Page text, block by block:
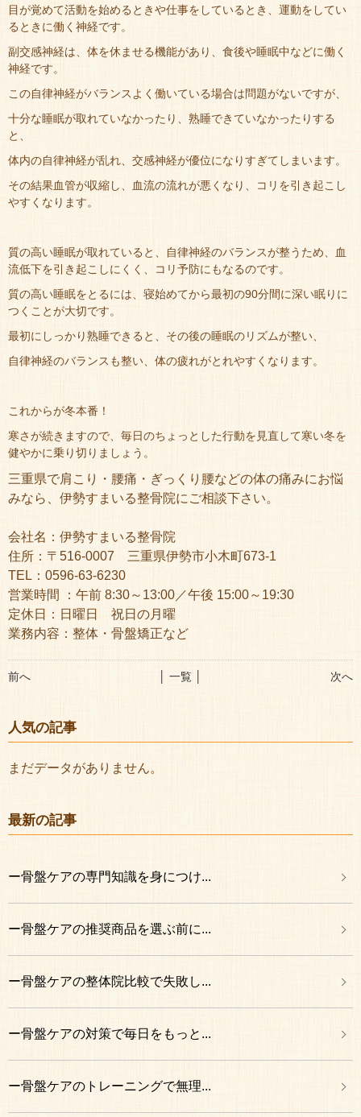
目が覚めて活動を始めるときや仕事をしているとき、運動をしてい
るときに働く神経です。
副交感神経は、体を休ませる機能があり、食後や睡眠中などに働く
神経です。
この自律神経がバランスよく働いている場合は問題がないですが、
十分な睡眠が取れていなかったり、熟睡できていなかったりする
と、
体内の自律神経が乱れ、交感神経が優位になりすぎてしまいます。
その結果血管が収縮し、血流の流れが悪くなり、コリを引き起こし
やすくなります。
質の高い睡眠が取れていると、自律神経のバランスが整うため、血
流低下を引き起こしにくく、コリ予防にもなるのです。
質の高い睡眠をとるには、寝始めてから最初の90分間に深い眠りに
つくことが大切です。
最初にしっかり熟睡できると、その後の睡眠のリズムが整い、
自律神経のバランスも整い、体の疲れがとれやすくなります。
これからが冬本番！
寒さが続きますので、毎日のちょっとした行動を見直して寒い冬を
健やかに乗り切りましょう。
三重県で肩こり・腰痛・ぎっくり腰などの体の痛みにお悩
みなら、伊勢すまいる整骨院にご相談下さい。
会社名：伊勢すまいる整骨院
住所：〒516-0007 三重県伊勢市小木町673-1
TEL：0596-63-6230
営業時間 ：午前 8:30～13:00／午後 15:00～19:30
定休日：日曜日 祝日の月曜
業務内容：整体・骨盤矯正など
前へ 次へ
│ 一覧 │
人気の記事
まだデータがありません。
最新の記事
ー骨盤ケアの専門知識を身につけ...
ー骨盤ケアの推奨商品を選ぶ前に...
ー骨盤ケアの整体院比較で失敗し...
ー骨盤ケアの対策で毎日をもっと...
ー骨盤ケアのトレーニングで無理...